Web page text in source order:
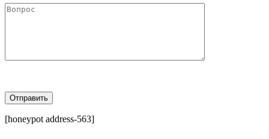
[honeypot address-563]